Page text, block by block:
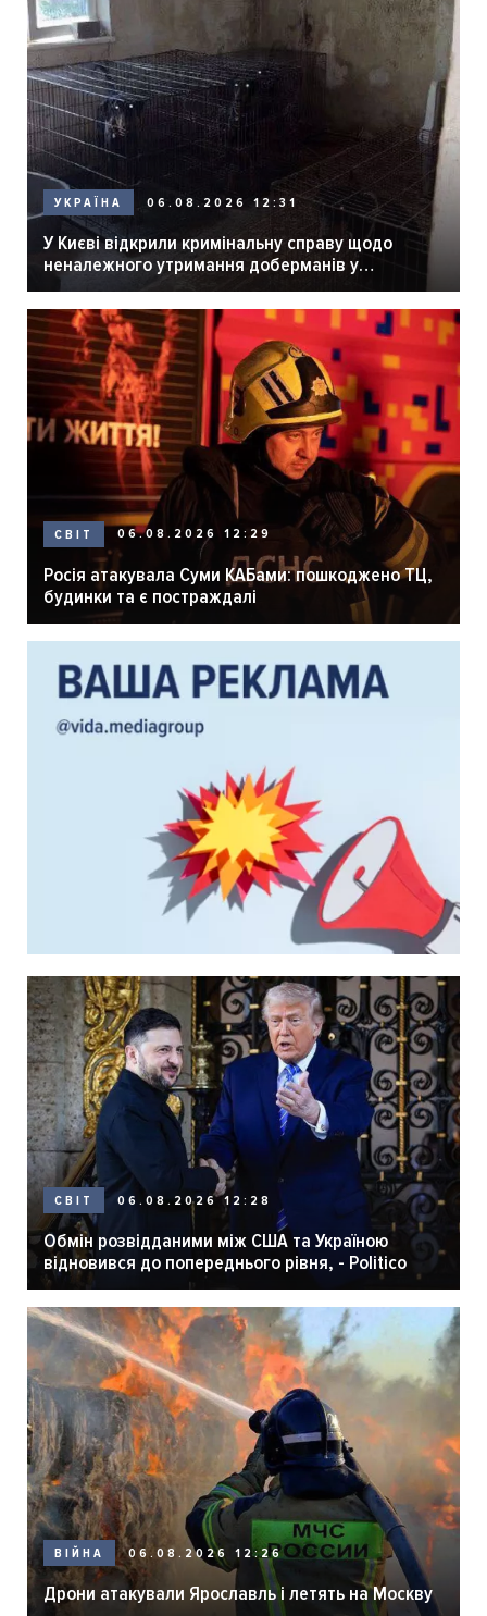
УКРАЇНА 06.08.2026 12:31
У Києві відкрили кримінальну справу щодо
неналежного утримання доберманів у
розпліднику
СВІТ 06.08.2026 12:29
Росія атакувала Суми КАБами: пошкоджено ТЦ,
будинки та є постраждалі
СВІТ 06.08.2026 12:28
Обмін розвідданими між США та Україною
відновився до попереднього рівня, - Politico
ВІЙНА 06.08.2026 12:26
Дрони атакували Ярославль і летять на Москву